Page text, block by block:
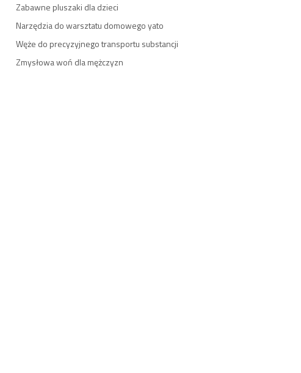
Zabawne pluszaki dla dzieci
Narzędzia do warsztatu domowego yato
Węże do precyzyjnego transportu substancji
Zmysłowa woń dla mężczyzn